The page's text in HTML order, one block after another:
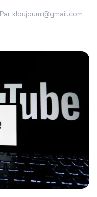
Par kloujoumi@gmail.com